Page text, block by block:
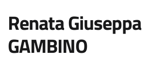
Renata Giuseppa
GAMBINO